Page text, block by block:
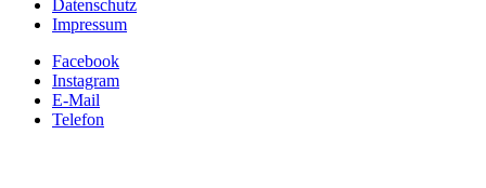
Datenschutz
Impressum
Facebook
Instagram
E-Mail
Telefon